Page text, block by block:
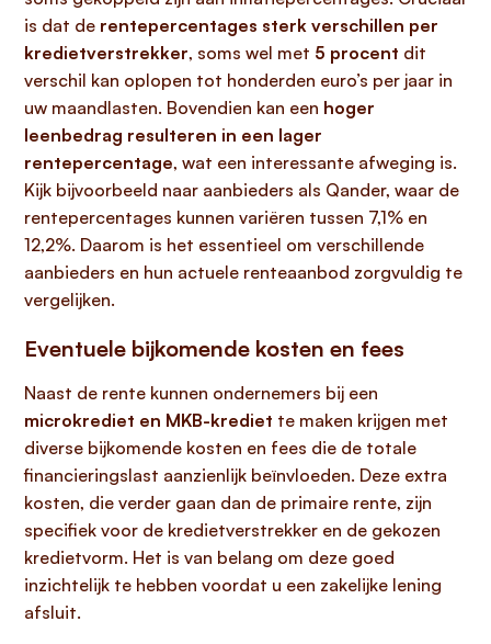
is dat de rentepercentages sterk verschillen per
kredietverstrekker, soms wel met 5 procent dit
verschil kan oplopen tot honderden euro’s per jaar in
uw maandlasten. Bovendien kan een hoger
leenbedrag resulteren in een lager
rentepercentage, wat een interessante afweging is.
Kijk bijvoorbeeld naar aanbieders als Qander, waar de
rentepercentages kunnen variëren tussen 7,1% en
12,2%. Daarom is het essentieel om verschillende
aanbieders en hun actuele renteaanbod zorgvuldig te
vergelijken.
Eventuele bijkomende kosten en fees
Naast de rente kunnen ondernemers bij een
microkrediet en MKB-krediet te maken krijgen met
diverse bijkomende kosten en fees die de totale
financieringslast aanzienlijk beïnvloeden. Deze extra
kosten, die verder gaan dan de primaire rente, zijn
specifiek voor de kredietverstrekker en de gekozen
kredietvorm. Het is van belang om deze goed
inzichtelijk te hebben voordat u een zakelijke lening
afsluit.